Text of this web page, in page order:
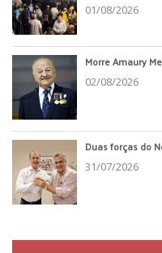
01/08/2026
Morre Amaury
02/08/2026
Duas forças do
31/07/2026